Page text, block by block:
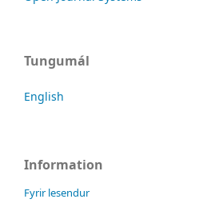
Tungumál
English
Information
Fyrir lesendur